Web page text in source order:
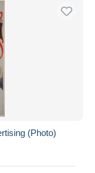
(Photo)